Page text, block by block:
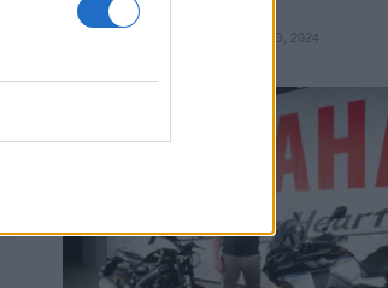
18 DEZEMBRO, 2024